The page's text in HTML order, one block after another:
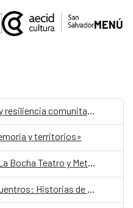
MENÚ
y territorios»
«Nada/Dura/Siempre», con La Bocha Teatro y Metafórica